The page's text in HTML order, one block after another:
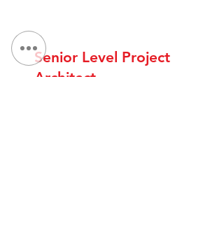
Senior Level Project
Architect